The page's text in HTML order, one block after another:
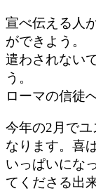
宣べ伝える人
ができよう。
遣わされない
う。
ローマの信徒
今年の2月で
なります。喜
いっぱいにな
てくださる出